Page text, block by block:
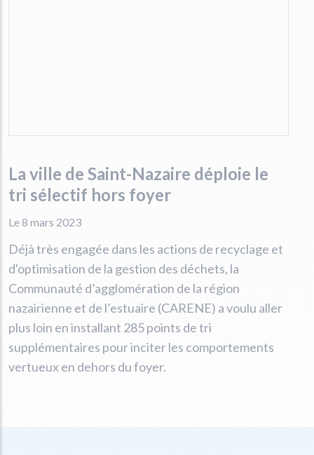
La ville de Saint-Nazaire déploie le
tri sélectif hors foyer
Le 8 mars 2023
Déjà très engagée dans les actions de recyclage et
d'optimisation de la gestion des déchets, la
Communauté d’agglomération de la région
nazairienne et de l’estuaire (CARENE) a voulu aller
plus loin en installant 285 points de tri
supplémentaires pour inciter les comportements
vertueux en dehors du foyer.